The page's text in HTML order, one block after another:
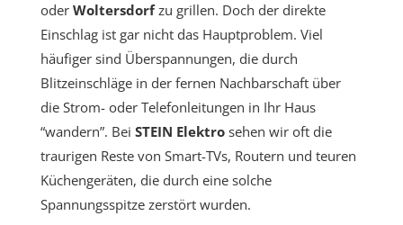
oderWoltersdorfzu grillen. Doch der direkte
Einschlag ist gar nicht das Hauptproblem. Viel
häufiger sind Überspannungen, die durch
Blitzeinschläge in der fernen Nachbarschaft über
die Strom- oder Telefonleitungen in Ihr Haus
“wandern”. Bei STEIN Elektrosehen wir oft die
traurigen Reste von Smart-TVs, Routern und teuren
Küchengeräten, die durch eine solche
Spannungsspitze zerstört wurden.